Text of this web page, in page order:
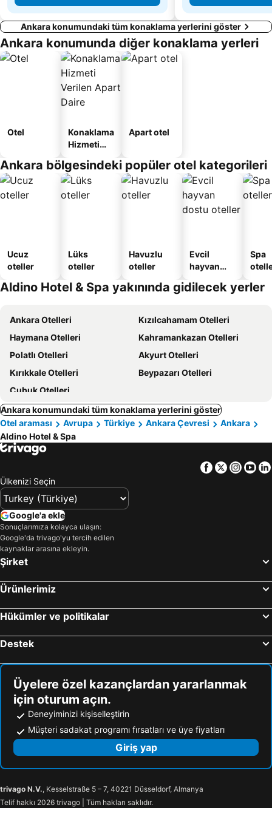
Ankara konumundaki tüm konaklama yerlerini göster
Ankara konumunda diğer konaklama yerleri
Otel
Konaklama
Hizmeti
Apart
Daire
Apart otel
Ankara bölgesindeki popüler otel kategorileri
Ucuz
oteller
Lüks
oteller
Havuzlu
oteller
Evcil
hayvan
oteller
Spa
Aldino Hotel & Spa yakınında gidilecek yerler
Ankara Otelleri
Kızılcahamam Otelleri
Haymana Otelleri
Kahramankazan Otelleri
Polatlı Otelleri
Akyurt Otelleri
Kırıkkale Otelleri
Beypazarı Otelleri
Çubuk Otelleri
Ankara konumundaki tüm konaklama yerlerini göster
Otel araması
Avrupa Türkiye Ankara Çevresi
Ankara
Aldino Hotel & Spa
Facebook
Twitter
Ülkenizi Seçin
Google'a ekle
Sonuçlarımıza kolayca ulaşın:
Google'da trivago'yu tercih edilen
kaynaklar arasına ekleyin.
Şirket
Ürünlerimiz
Hükümler ve politikalar
Destek
Üyelere özel kazançlardan yararlanmak
için oturum açın.
Deneyiminizi kişiselleştirin
Müşteri sadakat programı fırsatları ve üye fiyatları
Giriş yap
trivago N.V., Kesselstraße 5 – 7, 40221 Düsseldorf, Almanya
Telif hakkı 2026 trivago | Tüm hakları saklıdır.